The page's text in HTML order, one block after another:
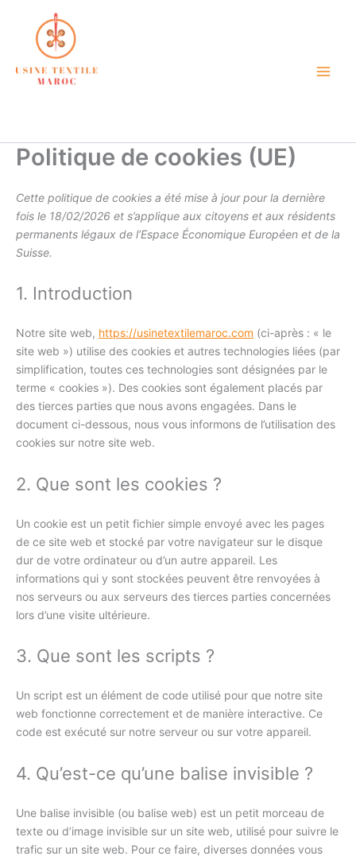
contenu
Politique de cookies (UE)
Cette politique de cookies a été mise à jour pour la dernière
fois le 18/02/2026 et s’applique aux citoyens et aux résidents
permanents légaux de l’Espace Économique Européen et de la
Suisse.
1. Introduction
Notre site web, https://usinetextilemaroc.com (ci-après : « le
site web ») utilise des cookies et autres technologies liées (par
simplification, toutes ces technologies sont désignées par le
terme « cookies »). Des cookies sont également placés par
des tierces parties que nous avons engagées. Dans le
document ci-dessous, nous vous informons de l’utilisation des
cookies sur notre site web.
2. Que sont les cookies ?
Un cookie est un petit fichier simple envoyé avec les pages
de ce site web et stocké par votre navigateur sur le disque
dur de votre ordinateur ou d’un autre appareil. Les
informations qui y sont stockées peuvent être renvoyées à
nos serveurs ou aux serveurs des tierces parties concernées
lors d’une visite ultérieure.
3. Que sont les scripts ?
Un script est un élément de code utilisé pour que notre site
web fonctionne correctement et de manière interactive. Ce
code est exécuté sur notre serveur ou sur votre appareil.
4. Qu’est-ce qu’une balise invisible ?
Une balise invisible (ou balise web) est un petit morceau de
texte ou d’image invisible sur un site web, utilisé pour suivre le
trafic sur un site web. Pour ce faire, diverses données vous